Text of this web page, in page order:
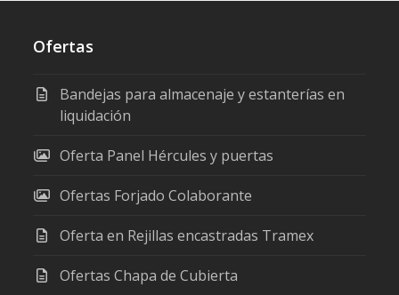
Ofertas
Bandejas para almacenaje y estanterías en
liquidación
Oferta Panel Hércules y puertas
Ofertas Forjado Colaborante
Oferta en Rejillas encastradas Tramex
Ofertas Chapa de Cubierta